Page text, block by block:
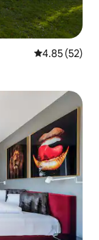
Calificación
4.85 (52)